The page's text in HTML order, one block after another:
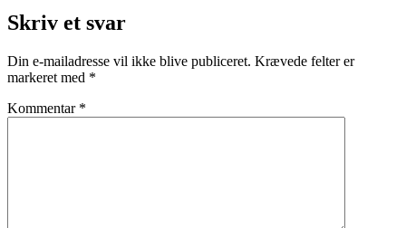
Skriv et svar
Din e-mailadresse vil ikke blive publiceret. Krævede felter er
markeret med *
Kommentar *